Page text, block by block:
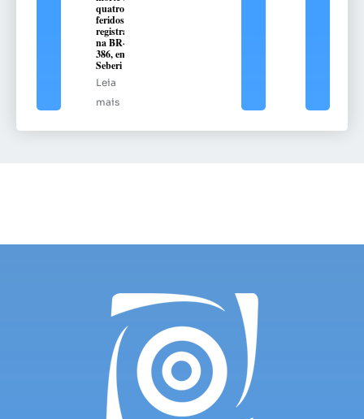
quatro
feridos é
registrado
na BR-
386, em
Seberi
Leia
mais